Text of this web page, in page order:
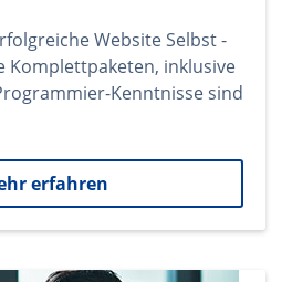
Website Selbst -
Komplettpaketen, inklusive
Kenntnisse sind
erfahren